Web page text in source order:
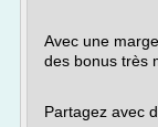
Avec une
des bonus très
Partagez avec